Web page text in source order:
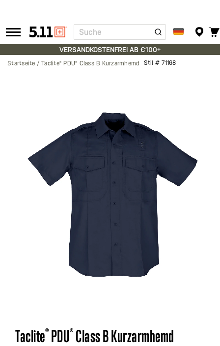
Tactical
Gear
Suche
VERSANDKOSTENFREI AB €100+
Startseite Taclite® PDU® Class B Kurzarmhemd Stil # 71168
Zum
Anfang
Taclite® PDU® Class B Kurzarmhemd